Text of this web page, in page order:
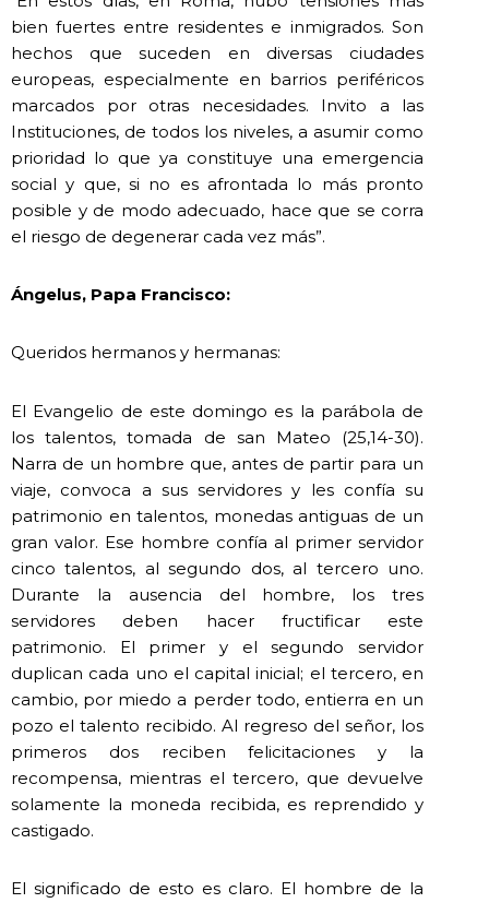
bien fuertes entre residentes e inmigrados. Son
hechos que suceden en diversas ciudades
europeas, especialmente en barrios periféricos
marcados por otras necesidades. Invito a las
Instituciones, de todos los niveles, a asumir como
prioridad lo que ya constituye una emergencia
social y que, si no es afrontada lo más pronto
posible y de modo adecuado, hace que se corra
el riesgo de degenerar cada vez más”.
Ángelus, Papa Francisco:
Queridos hermanos y hermanas:
El Evangelio de este domingo es la parábola de
los talentos, tomada de san Mateo (25,14-30).
Narra de un hombre que, antes de partir para un
viaje, convoca a sus servidores y les confía su
patrimonio en talentos, monedas antiguas de un
gran valor. Ese hombre confía al primer servidor
cinco talentos, al segundo dos, al tercero uno.
Durante la ausencia del hombre, los tres
servidores deben hacer fructificar este
patrimonio. El primer y el segundo servidor
duplican cada uno el capital inicial; el tercero, en
cambio, por miedo a perder todo, entierra en un
pozo el talento recibido. Al regreso del señor, los
primeros dos reciben felicitaciones y la
recompensa, mientras el tercero, que devuelve
solamente la moneda recibida, es reprendido y
castigado.
El significado de esto es claro. El hombre de la